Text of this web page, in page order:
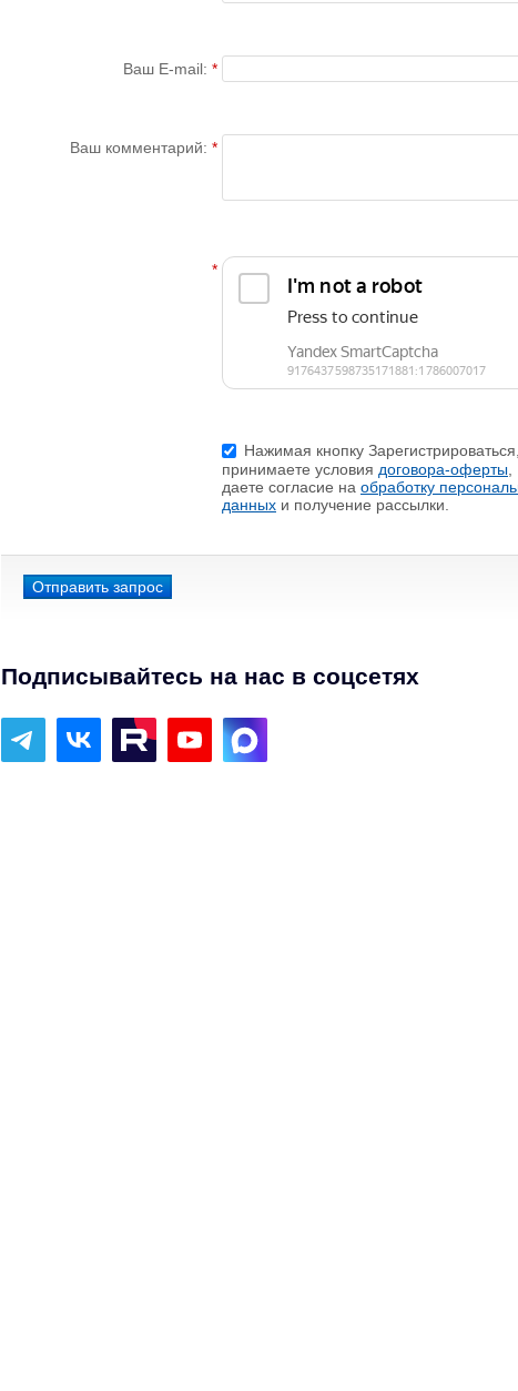
Ваш E-mail:
Нажимая кнопку
принимаете условия договора-оферты
даете согласие на обработку
данных и получение рассылки.
Ваш комментарий:
Подписывайтесь на нас в соцсетях